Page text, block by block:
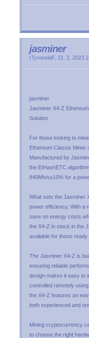
jasminer
(TyronelaF 21. 2. 2023
jasminer
Jasminer X4-Z
Solution
For those looking to
Ethereum Classic Miner
Manufactured by
the EtHashETC
840Mh/s±10% for a
What sets the Jasminer
power efficiency. With a
save on energy costs
the X4-Z in stock in the
available for those ready
The Jasminer X4-Z is
ensuring reliable
design makes it easy to
controlled remotely
the X4-Z features an
both experienced and
Mining cryptocurrency
to choose the right